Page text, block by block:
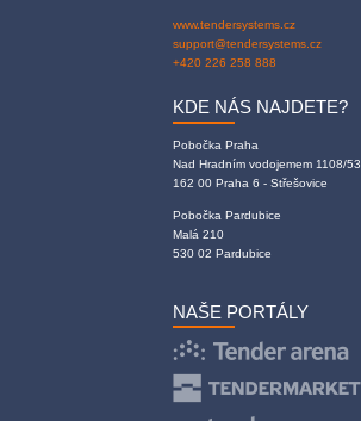
www.tendersystems.cz
support@tendersystems.cz
+420 226 258 888
KDE NÁS NAJDETE?
Pobočka Praha
Nad Hradním vodojemem 1108/53
162 00 Praha 6 - Střešovice
Pobočka Pardubice
Malá 210
530 02 Pardubice
NAŠE PORTÁLY